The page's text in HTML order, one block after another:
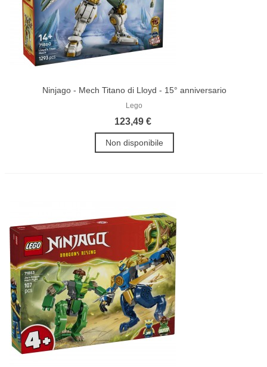
Ninjago - Mech Titano di Lloyd - 15° anniversario
Lego
123,49 €
Non disponibile